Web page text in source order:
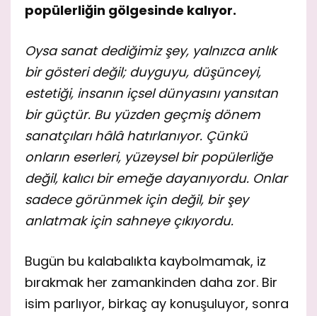
popülerliğin gölgesinde kalıyor.
Oysa sanat dediğimiz şey, yalnızca anlık
bir gösteri değil; duyguyu, düşünceyi,
estetiği, insanın içsel dünyasını yansıtan
bir güçtür. Bu yüzden geçmiş dönem
sanatçıları hâlâ hatırlanıyor. Çünkü
onların eserleri, yüzeysel bir popülerliğe
değil, kalıcı bir emeğe dayanıyordu. Onlar
sadece görünmek için değil, bir şey
anlatmak için sahneye çıkıyordu.
Bugün bu kalabalıkta kaybolmamak, iz
bırakmak her zamankinden daha zor. Bir
isim parlıyor, birkaç ay konuşuluyor, sonra